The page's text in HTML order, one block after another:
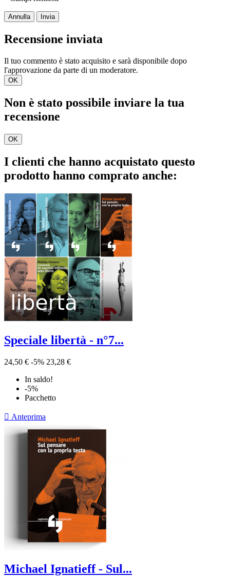
Annulla Invia
Recensione inviata
Il tuo commento è stato acquisito e sarà disponibile dopo
l'approvazione da parte di un moderatore.
OK
Non è stato possibile inviare la tua
recensione
OK
I clienti che hanno acquistato questo
prodotto hanno comprato anche:
Speciale libertà - n°7...
24,50 € -5% 23,28 €
In saldo!
-5%
Pacchetto
 Anteprima
Michael Ignatieff - Sul...